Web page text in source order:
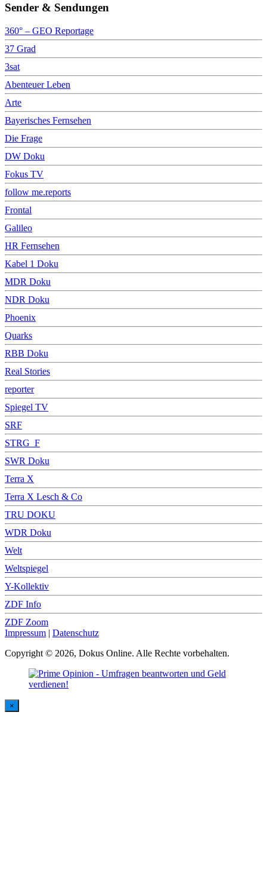
Sender & Sendungen
360° – GEO Reportage
37 Grad
3sat
Abenteuer Leben
Arte
Bayerisches Fernsehen
Die Frage
DW Doku
Fokus TV
follow me.reports
Frontal
Galileo
HR Fernsehen
Kabel 1 Doku
MDR Doku
NDR Doku
Phoenix
Quarks
RBB Doku
Real Stories
reporter
Spiegel TV
SRF
STRG_F
SWR Doku
Terra X
Terra X Lesch & Co
TRU DOKU
WDR Doku
Welt
Weltspiegel
Y-Kollektiv
ZDF Info
ZDF Zoom
Impressum | Datenschutz
Copyright © 2026, Dokus Online. Alle Rechte vorbehalten.
×